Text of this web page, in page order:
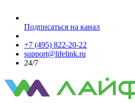
Подписаться на канал
+7 (495) 822-20-22
support@lifelink.ru
24/7